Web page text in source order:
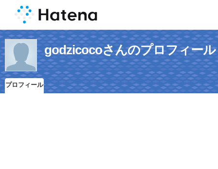
godzicocoさんのプロフィール
プロフィール